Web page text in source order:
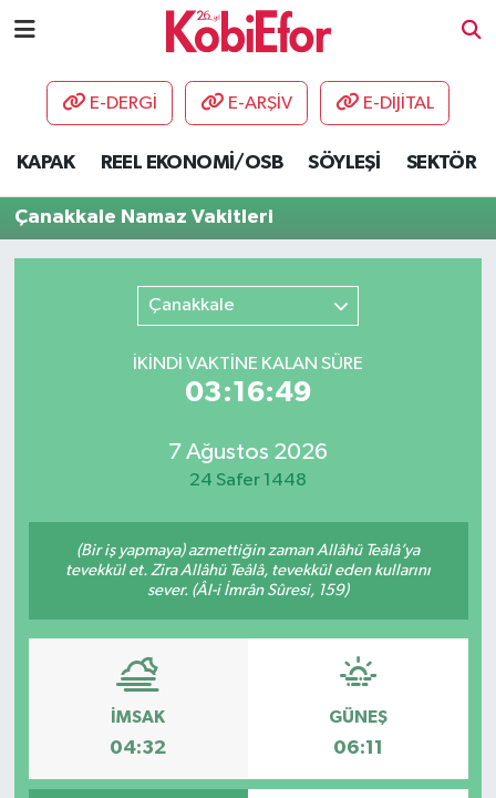
E-DERGİ E-ARŞİV E-DİJİTAL
KAPAK REEL EKONOMİ/OSB SÖYLEŞİ SEKTÖR
Çanakkale Namaz Vakitleri
Çanakkale
İKINDI VAKTİNE KALAN SÜRE
03:16:49
7 Ağustos 2026
24 Safer 1448
(Bir iş yapmaya) azmettiğin zaman Allâhü Teâlâ’ya
tevekkül et. Zira Allâhü Teâlâ, tevekkül eden kullarını
sever. (Âl-i İmrân Sûresi, 159)
İMSAK
04:32
GÜNEŞ
06:11
AKADEMİ
DESTEK-TEŞVİK
HABERLER
ŞİRKET PANO